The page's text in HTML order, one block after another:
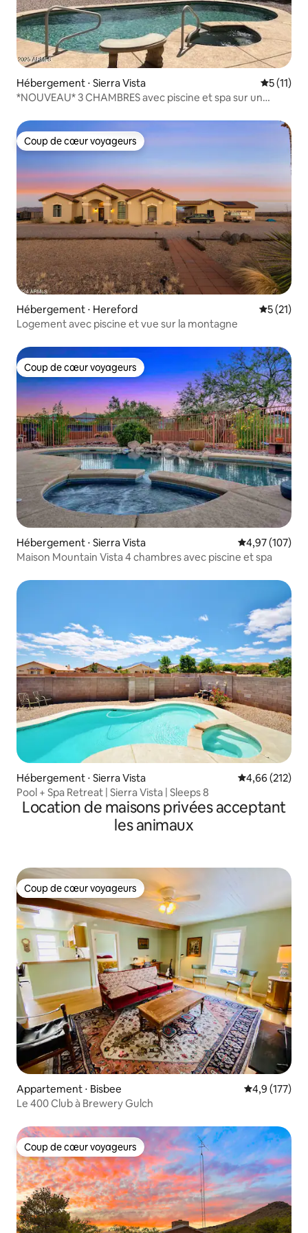
Hébergement ⋅ Sierra Vista
5 (11)
*NOUVEAU* 3 CHAMBRES avec piscine et spa sur un
Coup de cœur voyageurs
Coup de cœur voyageurs
Hébergement ⋅ Hereford
5 (21)
Logement avec piscine et vue sur la montagne
Coup de cœur voyageurs
Coup de cœur voyageurs
Hébergement ⋅ Sierra Vista Évaluation
4,97 (107)
Maison Mountain Vista 4 chambres avec piscine et spa
Hébergement ⋅ Sierra Vista Évaluation
4,66 (212)
Pool + Spa Retreat | Sierra Vista | Sleeps 8
Location de maisons privées acceptant
les animaux
Coup de cœur voyageurs
Coup de cœur voyageurs
Appartement ⋅ Bisbee Évaluation
4,9 (177)
Le 400 Club à Brewery Gulch
Coup de cœur voyageurs
Coup de cœur voyageurs